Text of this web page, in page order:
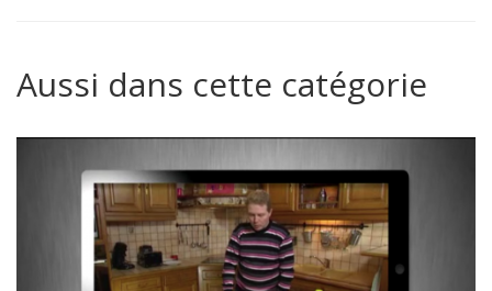
Aussi dans cette catégorie